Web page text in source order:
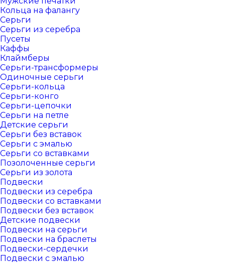
Кольца на фалангу
Серьги
Серьги из серебра
Пусеты
Каффы
Клаймберы
Серьги-трансформеры
Одиночные серьги
Серьги-кольца
Серьги-конго
Серьги-цепочки
Серьги на петле
Детские серьги
Серьги без вставок
Серьги с эмалью
Серьги со вставками
Позолоченные серьги
Серьги из золота
Подвески
Подвески из серебра
Подвески со вставками
Подвески без вставок
Детские подвески
Подвески на серьги
Подвески на браслеты
Подвески-сердечки
Подвески с эмалью